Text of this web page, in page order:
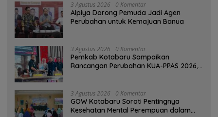
3 Agustus 2026 0 Komentar
‎Alpiya Dorong Pemuda Jadi Agen
Perubahan untuk Kemajuan Banua ‎
3 Agustus 2026 0 Komentar
Pemkab Kotabaru Sampaikan
Rancangan Perubahan KUA-PPAS 2026,
3 Agustus 2026 0 Komentar
GOW Kotabaru Soroti Pentingnya
Kesehatan Mental Perempuan dalam